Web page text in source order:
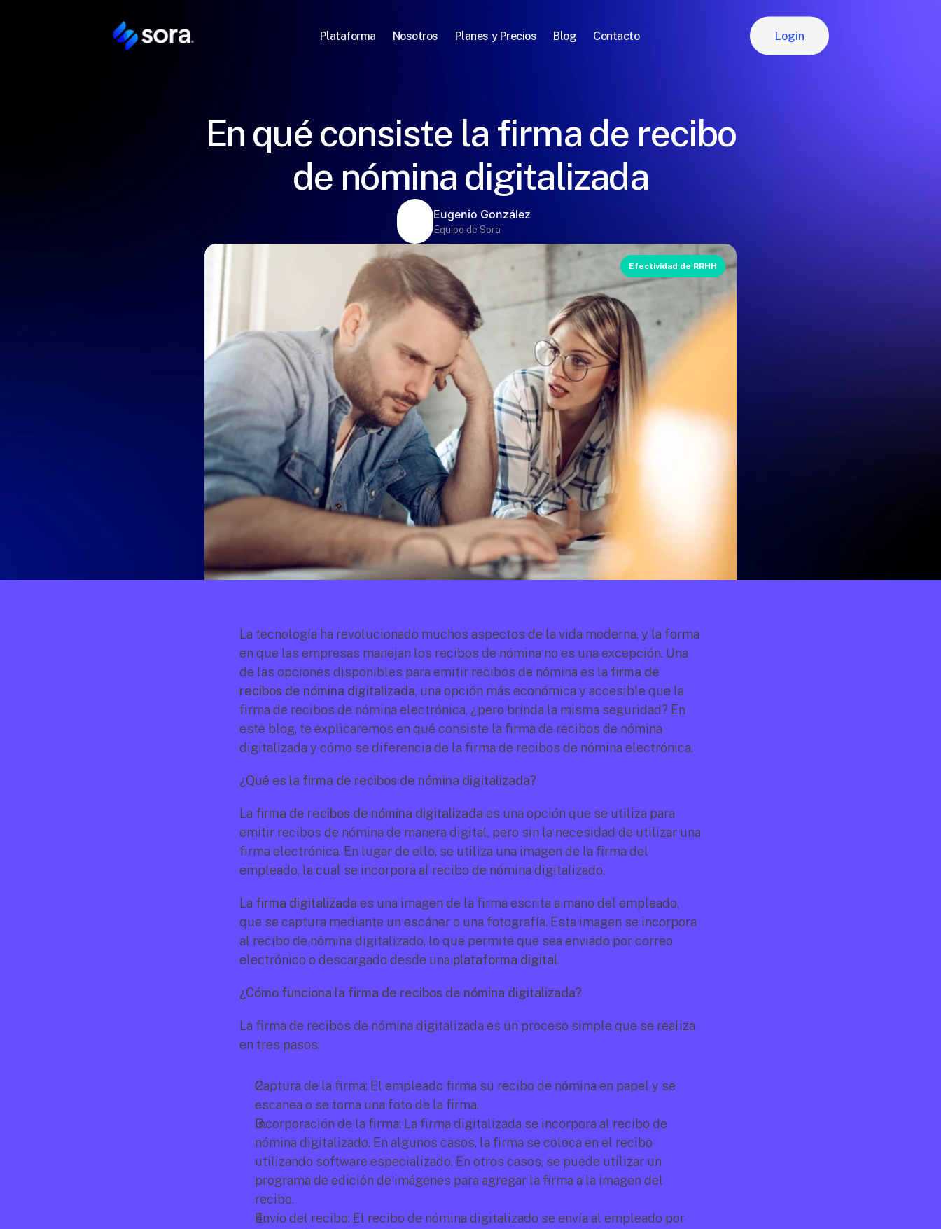
Plataforma Nosotros Planes y Precios Blog Contacto Login
En qué consiste la firma de recibo
de nómina digitalizada
Eugenio González
Equipo de Sora
Efectividad de RRHH
La tecnología ha revolucionado muchos aspectos de la vida moderna, y la forma
en que las empresas manejan los recibos de nómina no es una excepción. Una
de las opciones disponibles para emitir recibos de nómina es la firma de
recibos de nómina digitalizada, una opción más económica y accesible que la
firma de recibos de nómina electrónica, ¿pero brinda la misma seguridad? En
este blog, te explicaremos en qué consiste la firma de recibos de nómina
digitalizada y cómo se diferencia de la firma de recibos de nómina electrónica.
¿Qué es la firma de recibos de nómina digitalizada?
La firma de recibos de nómina digitalizada es una opción que se utiliza para
emitir recibos de nómina de manera digital, pero sin la necesidad de utilizar una
firma electrónica. En lugar de ello, se utiliza una imagen de la firma del
empleado, la cual se incorpora al recibo de nómina digitalizado.
La firma digitalizada es una imagen de la firma escrita a mano del empleado,
que se captura mediante un escáner o una fotografía. Esta imagen se incorpora
al recibo de nómina digitalizado, lo que permite que sea enviado por correo
electrónico o descargado desde una plataforma digital.
¿Cómo funciona la firma de recibos de nómina digitalizada?
La firma de recibos de nómina digitalizada es un proceso simple que se realiza
en tres pasos:
Captura de la firma: El empleado firma su recibo de nómina en papel y se
escanea o se toma una foto de la firma.
Incorporación de la firma: La firma digitalizada se incorpora al recibo de
nómina digitalizado. En algunos casos, la firma se coloca en el recibo
utilizando software especializado. En otros casos, se puede utilizar un
programa de edición de imágenes para agregar la firma a la imagen del
recibo.
Envío del recibo: El recibo de nómina digitalizado se envía al empleado por